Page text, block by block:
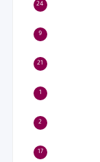
24
9
21
1
2
17